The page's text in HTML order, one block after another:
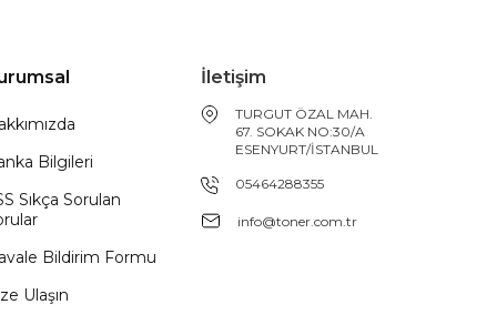
Bilgileri
Sıkça Sorulan
Bildirim Formu
Ulaşın
İletişim
TURGUT ÖZAL MAH.
67. SOKAK NO:30/A
ESENYURT/İSTANBUL
05464288355
info@toner.com.tr